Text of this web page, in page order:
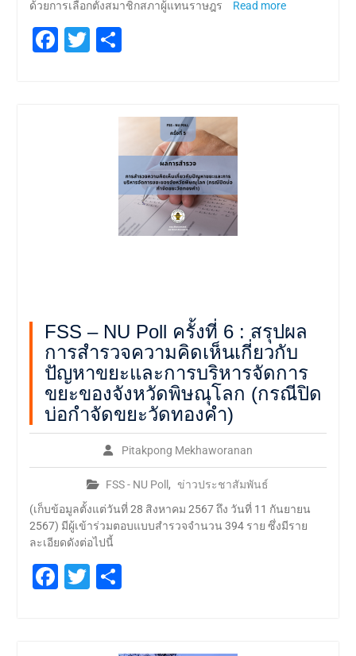
ด้วยการเลือกตั้งสมาชิกสภาผู้แทนราษฎร Read more
Facebook
Twitter
Share
FSS – NU Poll ครั้งที่ 6 : สรุปผล
การสำรวจความคิดเห็นเกี่ยวกับ
ปัญหาขยะและการบริหารจัดการ
ขยะของจังหวัดพิษณุโลก (กรณีปิด
บ่อกำจัดขยะวัดทองคำ)
Pitakpong Mekhaworanan
FSS - NU Poll , ข่าวประชาสัมพันธ์
(เก็บข้อมูลตั้งแต่วันที่ 28 สิงหาคม 2567 ถึง วันที่ 11 กันยายน
2567) มีผู้เข้าร่วมตอบแบบสำรวจจำนวน 394 ราย ซึ่งมีราย
ละเอียดดังต่อไปนี้
Facebook
Twitter
Share